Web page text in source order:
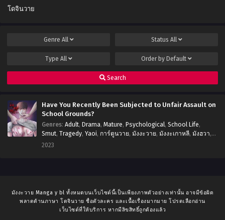
Chapter 29
Chapter 27 Chapter 26
กันยายน 20, 2023
กันยายน 20, 2023 กันยายน 20, 2023
Chapter 21
กันยายน 20, 2023
Chapter 20
กันยายน 20, 2023
Chapter 17
กันยายน 20, 2023
Chapter 16
กันยายน 20, 2023
โดจินวาย
Genre All Status All
Type All Order by Default
Search
Have You Recently Been Subjected to Unfair Assault on
School Grounds?
Genres: Adult, Drama, Mature, Psychological, School Life,
Smut, Tragedy, Yaoi, การ์ตูนวาย, มังงะวาย, มังงะเกาหลี, มังฮวา,
อ่านมังงะ
2023
มังงะวาย Manga y bl ทั้งหมดบนเว็บไซต์นี้เป็นเพียงภาพตัวอย่างเท่านั้น อาจมีข้อผิด
พลาดด้านภาษา โดจินวาย ชื่อตัวละคร และเนื้อเรื่องมากมาย โปรดเลือกอ่าน
เว็บไซต์ที่ให้บริการ หากมีลิขสิทธิ์ถูกต้องแล้ว